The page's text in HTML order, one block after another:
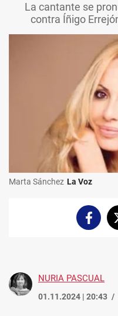
La cantante se
contra Íñigo
Marta Sánchez La Voz
NURIA PASCUAL
01.11.2024 | 20:43